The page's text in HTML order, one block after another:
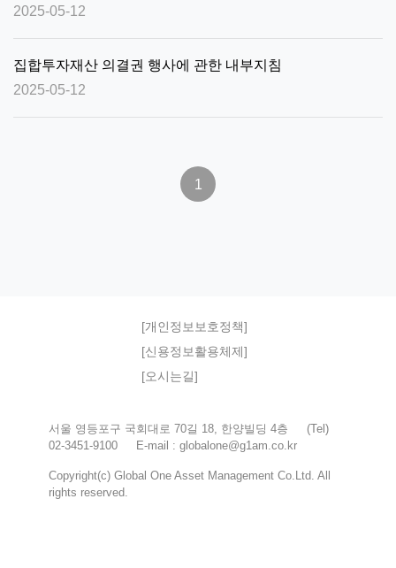
2025-05-12
집합투자재산 의결권 행사에 관한 내부지침
2025-05-12
1
[개인정보보호정책]
[신용정보활용체제]
[오시는길]
서울 영등포구 국회대로 70길 18, 한양빌딩 4층 (Tel)
02-3451-9100 E-mail : globalone@g1am.co.kr
Copyright(c) Global One Asset Management Co.Ltd. All
rights reserved.